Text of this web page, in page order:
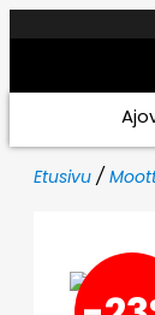
Etusivu /